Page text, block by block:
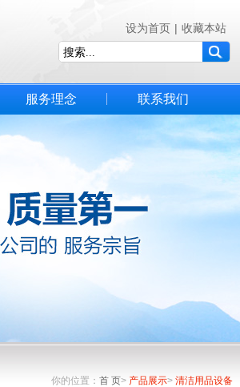
设为首页 | 收藏本站
服务理念 联系我们
你的位置： 首 页> 产品展示> 清洁用品设备